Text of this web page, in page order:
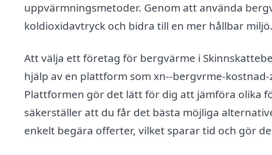
uppvärmningsmetoder. Genom att använda
koldioxidavtryck och bidra till en mer hållbar miljö.
Att välja ett företag för bergvärme i
hjälp av en plattform som xn--bergvrme-
Plattformen gör det lätt för dig att jämföra olika
säkerställer att du får det bästa möjliga
enkelt begära offerter, vilket sparar tid och gör